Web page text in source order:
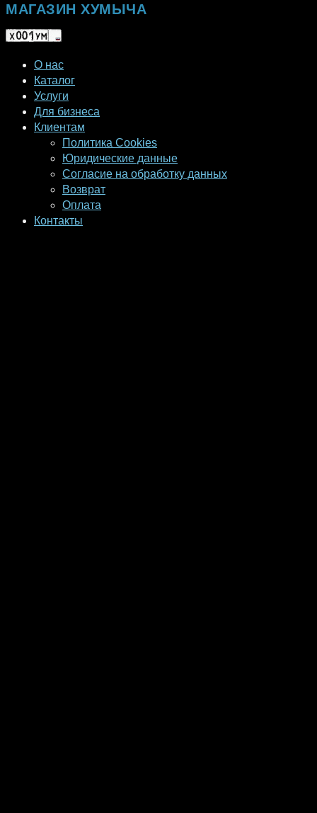
МАГАЗИН ХУМЫЧА
О нас
Каталог
Услуги
Для бизнеса
Клиентам
Политика Cookies
Юридические данные
Согласие на обработку данных
Возврат
Оплата
Контакты